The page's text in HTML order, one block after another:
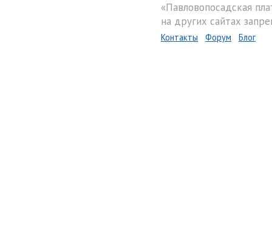
«Павловопосадская
на других сайтах
Контакты Форум Блог